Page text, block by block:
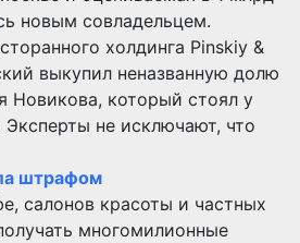
новым совладельцем.
холдинга Pinskiy &
выкупил неназванную долю
Новикова, который стоял у
Эксперты не исключают, что
штрафом
салонов красоты и частных
многомилионные